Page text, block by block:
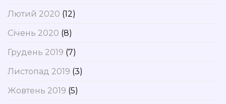
Лютий 2020 (12)
Січень 2020 (8)
Грудень 2019 (7)
Листопад 2019 (3)
Жовтень 2019 (5)